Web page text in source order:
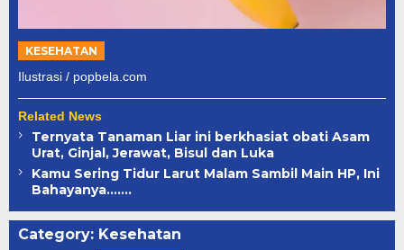
KESEHATAN
Ilustrasi / popbela.com
Related News
Ternyata Tanaman Liar ini berkhasiat obati Asam
Urat, Ginjal, Jerawat, Bisul dan Luka
Kamu Sering Tidur Larut Malam Sambil Main HP, Ini
Bahayanya…….
Category: Kesehatan